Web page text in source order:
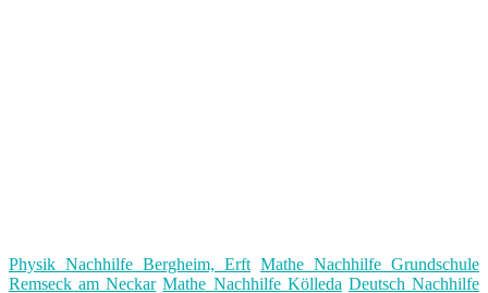
Physik Nachhilfe Bergheim, Erft Mathe Nachhilfe Grundschule
Remseck am Neckar Mathe Nachhilfe Kölleda Deutsch Nachhilfe